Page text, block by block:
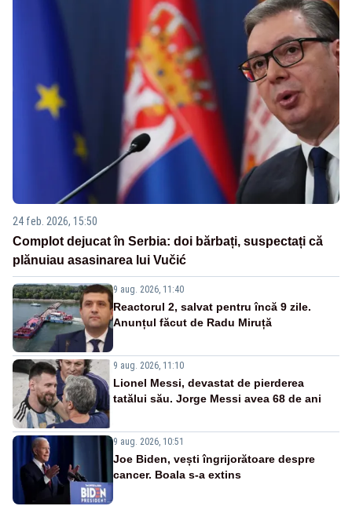
24 feb. 2026, 15:50
Complot dejucat în Serbia: doi bărbați, suspectați că
plănuiau asasinarea lui Vučić
9 aug. 2026, 11:40
Reactorul 2, salvat pentru încă 9 zile.
Anunțul făcut de Radu Miruță
9 aug. 2026, 11:10
Lionel Messi, devastat de pierderea
tatălui său. Jorge Messi avea 68 de ani
9 aug. 2026, 10:51
Joe Biden, vești îngrijorătoare despre
cancer. Boala s-a extins